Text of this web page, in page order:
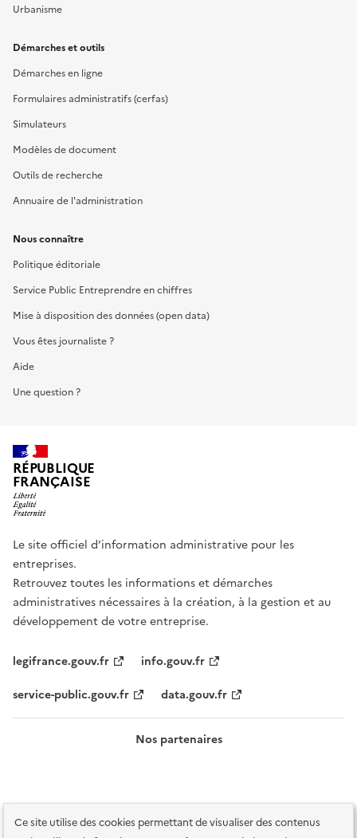
Ce site utilise des cookies permettant de visualiser des contenus
Urbanisme
Démarches et outils
Démarches en ligne
Formulaires administratifs (cerfas)
Simulateurs
Modèles de document
Outils de recherche
Annuaire de l'administration
Nous connaître
Politique éditoriale
Service Public Entreprendre en chiffres
Mise à disposition des données (open data)
Vous êtes journaliste ?
Aide
Une question ?
RÉPUBLIQUE
FRANÇAISE
Le site officiel d’information administrative pour les
entreprises.
Retrouvez toutes les informations et démarches
administratives nécessaires à la création, à la gestion et au
développement de votre entreprise.
legifrance.gouv.fr
info.gouv.fr
service-public.gouv.fr
data.gouv.fr
Nos partenaires